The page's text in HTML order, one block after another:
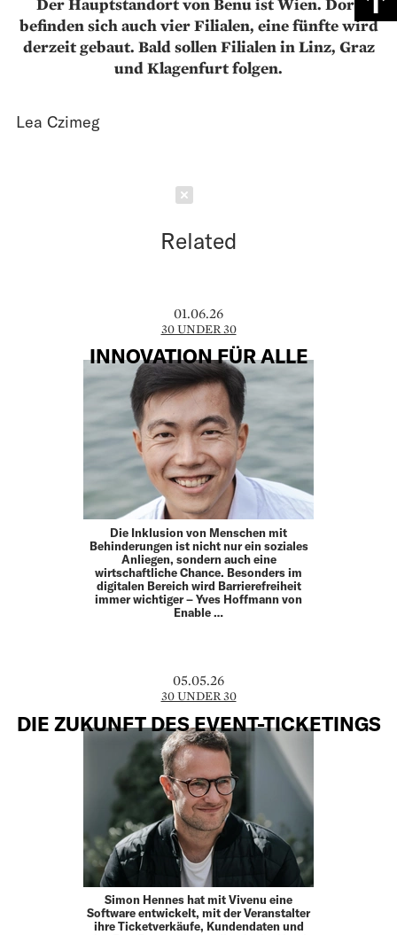
befinden sich auch vier Filialen, eine fünfte wird
derzeit gebaut. Bald sollen Filialen in Linz, Graz
und Klagenfurt folgen.
Lea Czimeg
Related
01.06.26
30 UNDER 30
INNOVATION FÜR ALLE
Die Inklusion von Menschen mit
Behinderungen ist nicht nur ein soziales
Anliegen, sondern auch eine
wirtschaftliche Chance. Besonders im
digitalen Bereich wird Barrierefreiheit
immer wichtiger – Yves Hoffmann von
Enable …
05.05.26
30 UNDER 30
DIE ZUKUNFT DES EVENT-TICKETINGS
Simon Hennes hat mit Vivenu eine
Software entwickelt, mit der Veranstalter
ihre Ticketverkäufe, Kundendaten und